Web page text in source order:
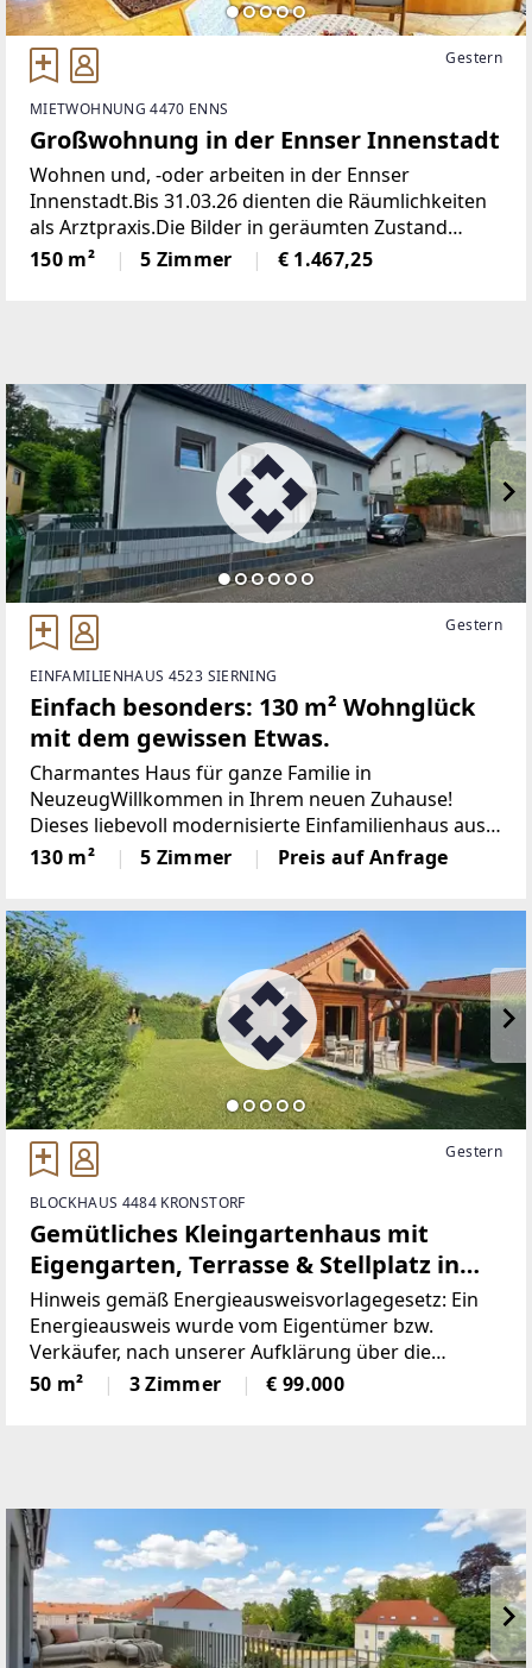
Gestern
MIETWOHNUNG 4470 ENNS
Großwohnung in der Ennser Innenstadt
Wohnen und, -oder arbeiten in der Ennser
Innenstadt.Bis 31.03.26 dienten die Räumlichkeiten
als Arztpraxis.Die Bilder in geräumten Zustand
werden im April (2026) aktualisiert.Mit 360° Bilder
und virtueller DurchgangsmöglichkeitEs
150 m² 5 Zimmer € 1.467,25
Gestern
EINFAMILIENHAUS 4523 SIERNING
Einfach besonders: 130 m² Wohnglück
mit dem gewissen Etwas.
Charmantes Haus für ganze Familie in
NeuzeugWillkommen in Ihrem neuen Zuhause!
Dieses liebevoll modernisierte Einfamilienhaus aus
dem Jahr 1910 verbindet historischen Charme mit
zeitgemäßem Wohnkomfort – ideal für junge
130 m² 5 Zimmer Preis auf Anfrage
Gestern
BLOCKHAUS 4484 KRONSTORF
Gemütliches Kleingartenhaus mit
Eigengarten, Terrasse & Stellplatz in
Kronstorf
Hinweis gemäß Energieausweisvorlagegesetz: Ein
Energieausweis wurde vom Eigentümer bzw.
Verkäufer, nach unserer Aufklärung über die
generell geltende Vorlagepflicht, sowie
Aufforderung zu seiner Erstellung noch nicht
50 m² 3 Zimmer € 99.000